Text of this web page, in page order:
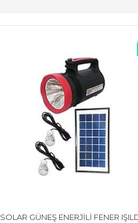
SOLAR GÜNEŞ ENERJİLİ FENER